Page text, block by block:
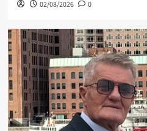
02/08/2026 0